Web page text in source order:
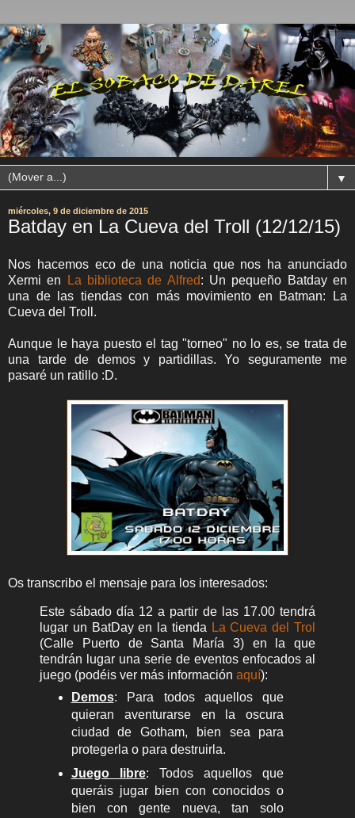
▼
miércoles, 9 de diciembre de 2015
Batday en La Cueva del Troll (12/12/15)
Nos hacemos eco de una noticia que nos ha anunciado
Xermi en
La biblioteca de Alfred: Un pequeño Batday en
una de las tiendas con más movimiento en Batman: La
Cueva del Troll.
Aunque le haya puesto el tag "torneo" no lo es, se trata de
una tarde de demos y partidillas. Yo seguramente me
pasaré un ratillo :D.
Os transcribo el mensaje para los interesados:
Este sábado día 12 a partir de las 17.00 tendrá
lugar un BatDay en la tienda La Cueva del Trol
(Calle Puerto de Santa María 3) en la que
tendrán lugar una serie de eventos enfocados al
juego (podéis ver más información aquí):
Demos: Para todos aquellos que
quieran aventurarse en la oscura
ciudad de Gotham, bien sea para
protegerla o para destruirla.
Juego libre: Todos aquellos que
queráis jugar bien con conocidos o
bien con gente nueva, tan solo